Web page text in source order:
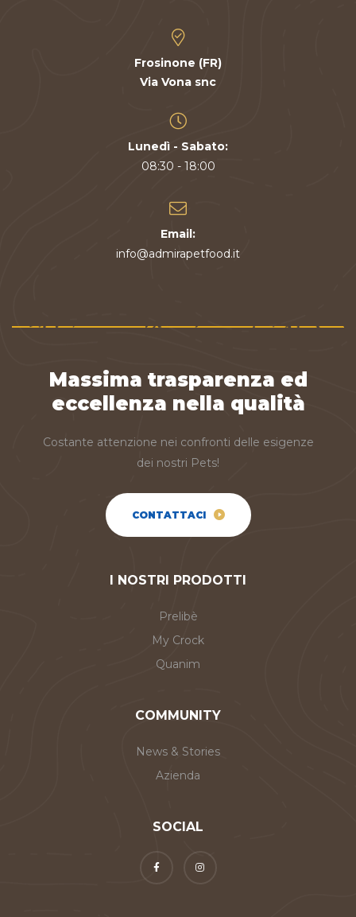
Frosinone (FR)
Via Vona snc
Lunedì - Sabato:
08:30 - 18:00
Email:
info@admirapetfood.it
Massima trasparenza ed
eccellenza nella qualità
Costante attenzione nei confronti delle esigenze
dei nostri Pets!
CONTATTACI
I NOSTRI PRODOTTI
Prelibè
My Crock
Quanim
COMMUNITY
News & Stories
Azienda
SOCIAL